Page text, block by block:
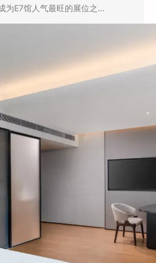
为E7馆人气最旺的展位之…